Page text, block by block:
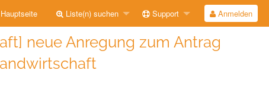
Liste(n) suchen Support Anmelden
neue Anregung zum Antrag